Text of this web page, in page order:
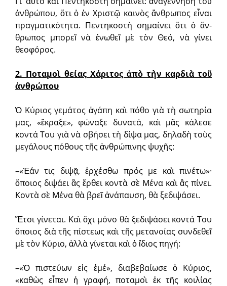
ἀνθρώπου, ὅτι ὁ ἐν Χρι­στῷ καινὸς ἄνθρωπος εἶναι
πραγματικότητα. Πεντηκοστὴ σημαίνει ὅτι ὁ ἄν­
θρωπος μπορεῖ νὰ ἑνωθεῖ μὲ τὸν Θεό, νὰ γίνει
θεοφόρος.
2. Ποταμοὶ θείας Χάριτος ἀπὸ τὴν καρδιὰ τοῦ
ἀνθρώπου
Ὁ Κύριος γεμάτος ἀγάπη καὶ πόθο γιὰ τὴ σωτηρία
μας, «ἔκραξε», φώναξε δυ­νατά, καὶ μᾶς κάλεσε
κοντά Του γιὰ νὰ σβήσει τὴ δίψα μας, δηλαδὴ τοὺς
μεγάλους πόθους τῆς ἀνθρώπινης ψυ­χῆς:
–«Ἐάν τις διψᾷ, ἐρχέσθω πρός με καὶ πινέτω»·
ὅποιος διψάει ἂς ἔρθει κοντὰ σὲ Μένα καὶ ἂς πίνει.
Κοντὰ σὲ Μένα θὰ βρεῖ ἀνάπαυση, θὰ ξεδιψάσει.
Ἔτσι γίνεται. Καὶ ὄχι μόνο θὰ ξεδιψάσει κοντά Του
ὅποιος διὰ τῆς πίστεως καὶ τῆς μετανοίας συνδεθεῖ
μὲ τὸν Κύριο, ἀλλὰ γίνεται καὶ ὁ ἴδιος πηγή:
–«Ὁ πιστεύων εἰς ἐμέ», διαβεβαίωσε ὁ Κύριος,
«καθὼς εἶπεν ἡ γραφή, ποταμοὶ ἐκ τῆς κοιλίας